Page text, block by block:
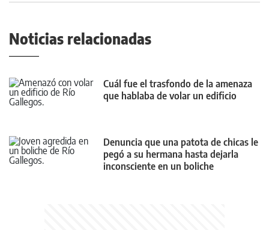
Noticias relacionadas
Cuál fue el trasfondo de la amenaza
que hablaba de volar un edificio
Denuncia que una patota de chicas le
pegó a su hermana hasta dejarla
inconsciente en un boliche